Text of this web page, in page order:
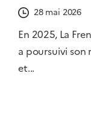
28 mai 2026
En 2025, La
a poursuivi son
et...